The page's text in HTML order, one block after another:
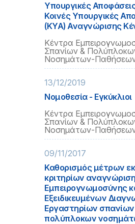
Υπουργικές
Κοινές Υπουργικές
(ΚΥΑ) Αναγνώρισης
Κέντρα
Σπανίων &
Νοσημάτων-
13/12/2019
Νομοθεσία - Εγκύκλιοι
Κέντρα
Σπανίων &
Νοσημάτων-
09/11/2017
Καθορισμός μέτρων
κριτηρίων
Εμπειρογνωμοσύνης
Εξειδικευμένων
Εργαστηρίων σπανίων
πολύπλοκων